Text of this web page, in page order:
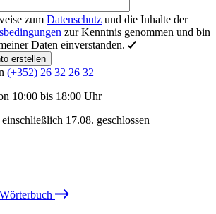
zum Datenschutz und die Inhalte der
zur Kenntnis genommen und bin
Daten einverstanden.
erstellen
(+352) 26 32 26 32
10:00 bis 18:00 Uhr
17.08. geschlossen